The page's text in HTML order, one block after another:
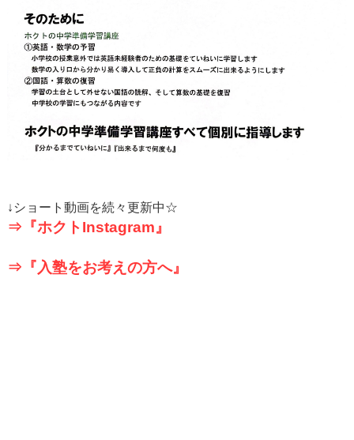
↓ ショート動画を続々更新中☆
⇒『ホクトInstagram 』
⇒『入塾をお考えの方へ』